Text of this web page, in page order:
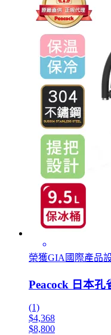
榮獲GIA國際產品
Peacock 日本
(1)
$4,368
$8,800